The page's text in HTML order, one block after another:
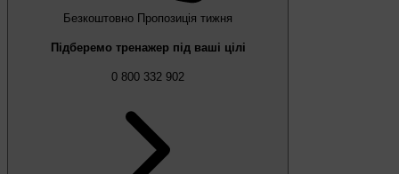
Безкоштовно Пропозиція тижня
Підберемо тренажер під ваші цілі
0 800 332 902